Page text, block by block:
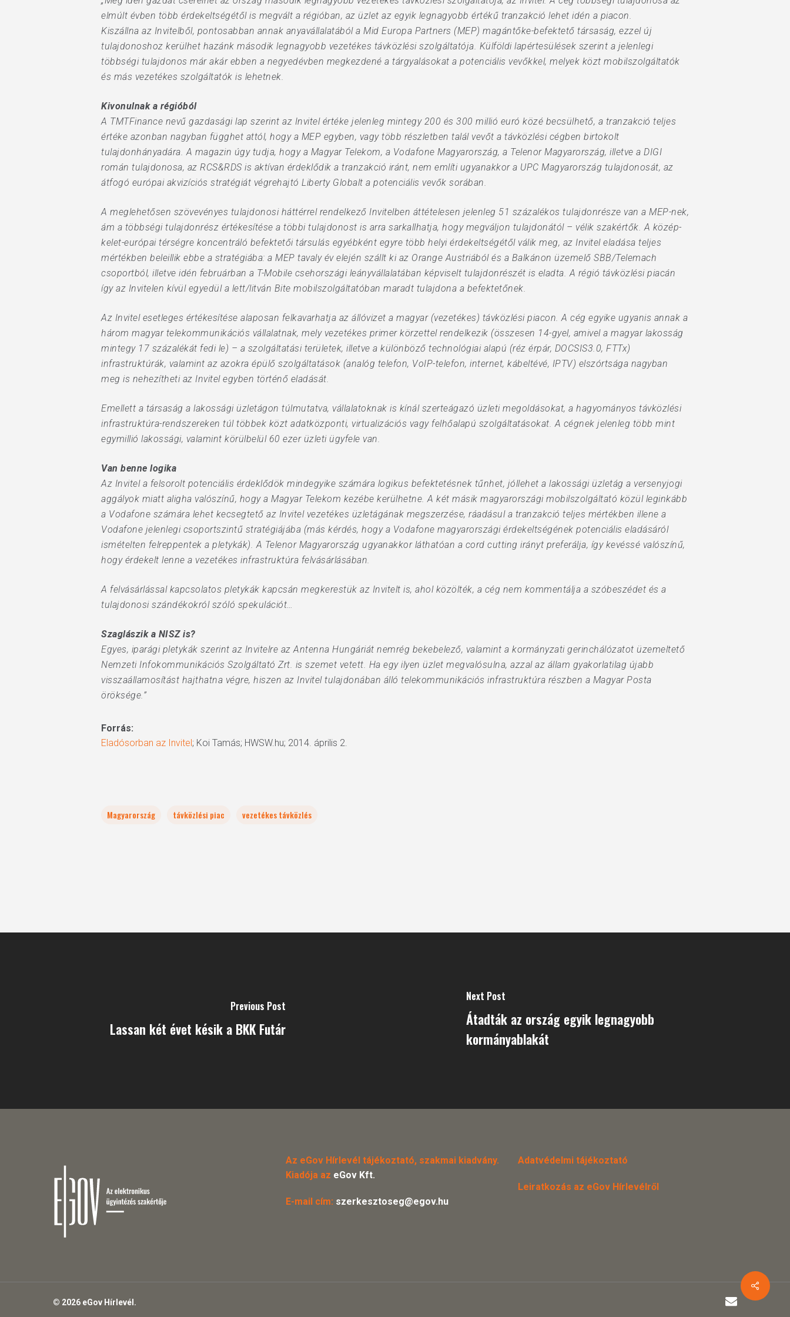
Hit enter to search or ESC to close
elmúlt évben több érdekeltségétől is megvált a régióban, az üzlet az egyik legnagyobb értékű tranzakció lehet idén a piacon.
Kiszállna az Invitelből, pontosabban annak anyavállalatából a Mid Europa Partners (MEP) magántőke-befektető társaság, ezzel új
tulajdonoshoz kerülhet hazánk második legnagyobb vezetékes távközlési szolgáltatója. Külföldi lapértesülések szerint a jelenlegi
többségi tulajdonos már akár ebben a negyedévben megkezdené a tárgyalásokat a potenciális vevőkkel, melyek közt mobilszolgáltatók
és más vezetékes szolgáltatók is lehetnek.
Kivonulnak a régióból
A TMTFinance nevű gazdasági lap szerint az Invitel értéke jelenleg mintegy 200 és 300 millió euró közé becsülhető, a tranzakció teljes
értéke azonban nagyban függhet attól, hogy a MEP egyben, vagy több részletben talál vevőt a távközlési cégben birtokolt
tulajdonhányadára. A magazin úgy tudja, hogy a Magyar Telekom, a Vodafone Magyarország, a Telenor Magyarország, illetve a DIGI
román tulajdonosa, az RCS&RDS is aktívan érdeklődik a tranzakció iránt, nem említi ugyanakkor a UPC Magyarország tulajdonosát, az
átfogó európai akvizíciós stratégiát végrehajtó Liberty Globalt a potenciális vevők sorában.
A meglehetősen szövevényes tulajdonosi háttérrel rendelkező Invitelben áttételesen jelenleg 51 százalékos tulajdonrésze van a MEP-nek,
ám a többségi tulajdonrész értékesítése a többi tulajdonost is arra sarkallhatja, hogy megváljon tulajdonától – vélik szakértők. A közép-
kelet-európai térségre koncentráló befektetői társulás egyébként egyre több helyi érdekeltségétől válik meg, az Invitel eladása teljes
mértékben beleillik ebbe a stratégiába: a MEP tavaly év elején szállt ki az Orange Austriából és a Balkánon üzemelő SBB/Telemach
csoportból, illetve idén februárban a T-Mobile csehországi leányvállalatában képviselt tulajdonrészét is eladta. A régió távközlési piacán
így az Invitelen kívül egyedül a lett/litván Bite mobilszolgáltatóban maradt tulajdona a befektetőnek.
Az Invitel esetleges értékesítése alaposan felkavarhatja az állóvizet a magyar (vezetékes) távközlési piacon. A cég egyike ugyanis annak a
három magyar telekommunikációs vállalatnak, mely vezetékes primer körzettel rendelkezik (összesen 14-gyel, amivel a magyar lakosság
mintegy 17 százalékát fedi le) – a szolgáltatási területek, illetve a különböző technológiai alapú (réz érpár, DOCSIS3.0, FTTx)
infrastruktúrák, valamint az azokra épülő szolgáltatások (analóg telefon, VoIP-telefon, internet, kábeltévé, IPTV) elszórtsága nagyban
meg is nehezítheti az Invitel egyben történő eladását.
Emellett a társaság a lakossági üzletágon túlmutatva, vállalatoknak is kínál szerteágazó üzleti megoldásokat, a hagyományos távközlési
infrastruktúra-rendszereken túl többek közt adatközponti, virtualizációs vagy felhőalapú szolgáltatásokat. A cégnek jelenleg több mint
egymillió lakossági, valamint körülbelül 60 ezer üzleti ügyfele van.
Van benne logika
Az Invitel a felsorolt potenciális érdeklődök mindegyike számára logikus befektetésnek tűnhet, jóllehet a lakossági üzletág a versenyjogi
aggályok miatt aligha valószínű, hogy a Magyar Telekom kezébe kerülhetne. A két másik magyarországi mobilszolgáltató közül leginkább
a Vodafone számára lehet kecsegtető az Invitel vezetékes üzletágának megszerzése, ráadásul a tranzakció teljes mértékben illene a
Vodafone jelenlegi csoportszintű stratégiájába (más kérdés, hogy a Vodafone magyarországi érdekeltségének potenciális eladásáról
ismételten felreppentek a pletykák). A Telenor Magyarország ugyanakkor láthatóan a cord cutting irányt preferálja, így kevéssé valószínű,
hogy érdekelt lenne a vezetékes infrastruktúra felvásárlásában.
A felvásárlással kapcsolatos pletykák kapcsán megkerestük az Invitelt is, ahol közölték, a cég nem kommentálja a szóbeszédet és a
tulajdonosi szándékokról szóló spekulációt…
Szaglászik a NISZ is?
Egyes, iparági pletykák szerint az Invitelre az Antenna Hungáriát nemrég bekebelező, valamint a kormányzati gerinchálózatot üzemeltető
Nemzeti Infokommunikációs Szolgáltató Zrt. is szemet vetett. Ha egy ilyen üzlet megvalósulna, azzal az állam gyakorlatilag újabb
visszaállamosítást hajthatna végre, hiszen az Invitel tulajdonában álló telekommunikációs infrastruktúra részben a Magyar Posta
öröksége.”
Forrás:
Eladósorban az Invitel; Koi Tamás; HWSW.hu; 2014. április 2.
Magyarország távközlési piac vezetékes távközlés
Previous Post
Lassan két évet késik a BKK Futár
Next Post
Átadták az ország egyik legnagyobb
kormányablakát
Az eGov Hírlevél tájékoztató, szakmai kiadvány.
Kiadója az eGov Kft.
E-mail cím: szerkesztoseg@egov.hu
Adatvédelmi tájékoztató
Leiratkozás az eGov Hírlevélről
© 2026 eGov Hírlevél. email